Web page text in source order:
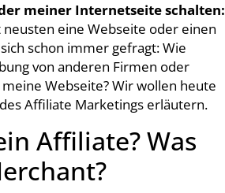
meiner Internetseite schalten:
neusten eine Webseite oder einen
schon immer gefragt: Wie
von anderen Firmen oder
Webseite? Wir wollen heute
Affiliate Marketings erläutern.
Affiliate? Was